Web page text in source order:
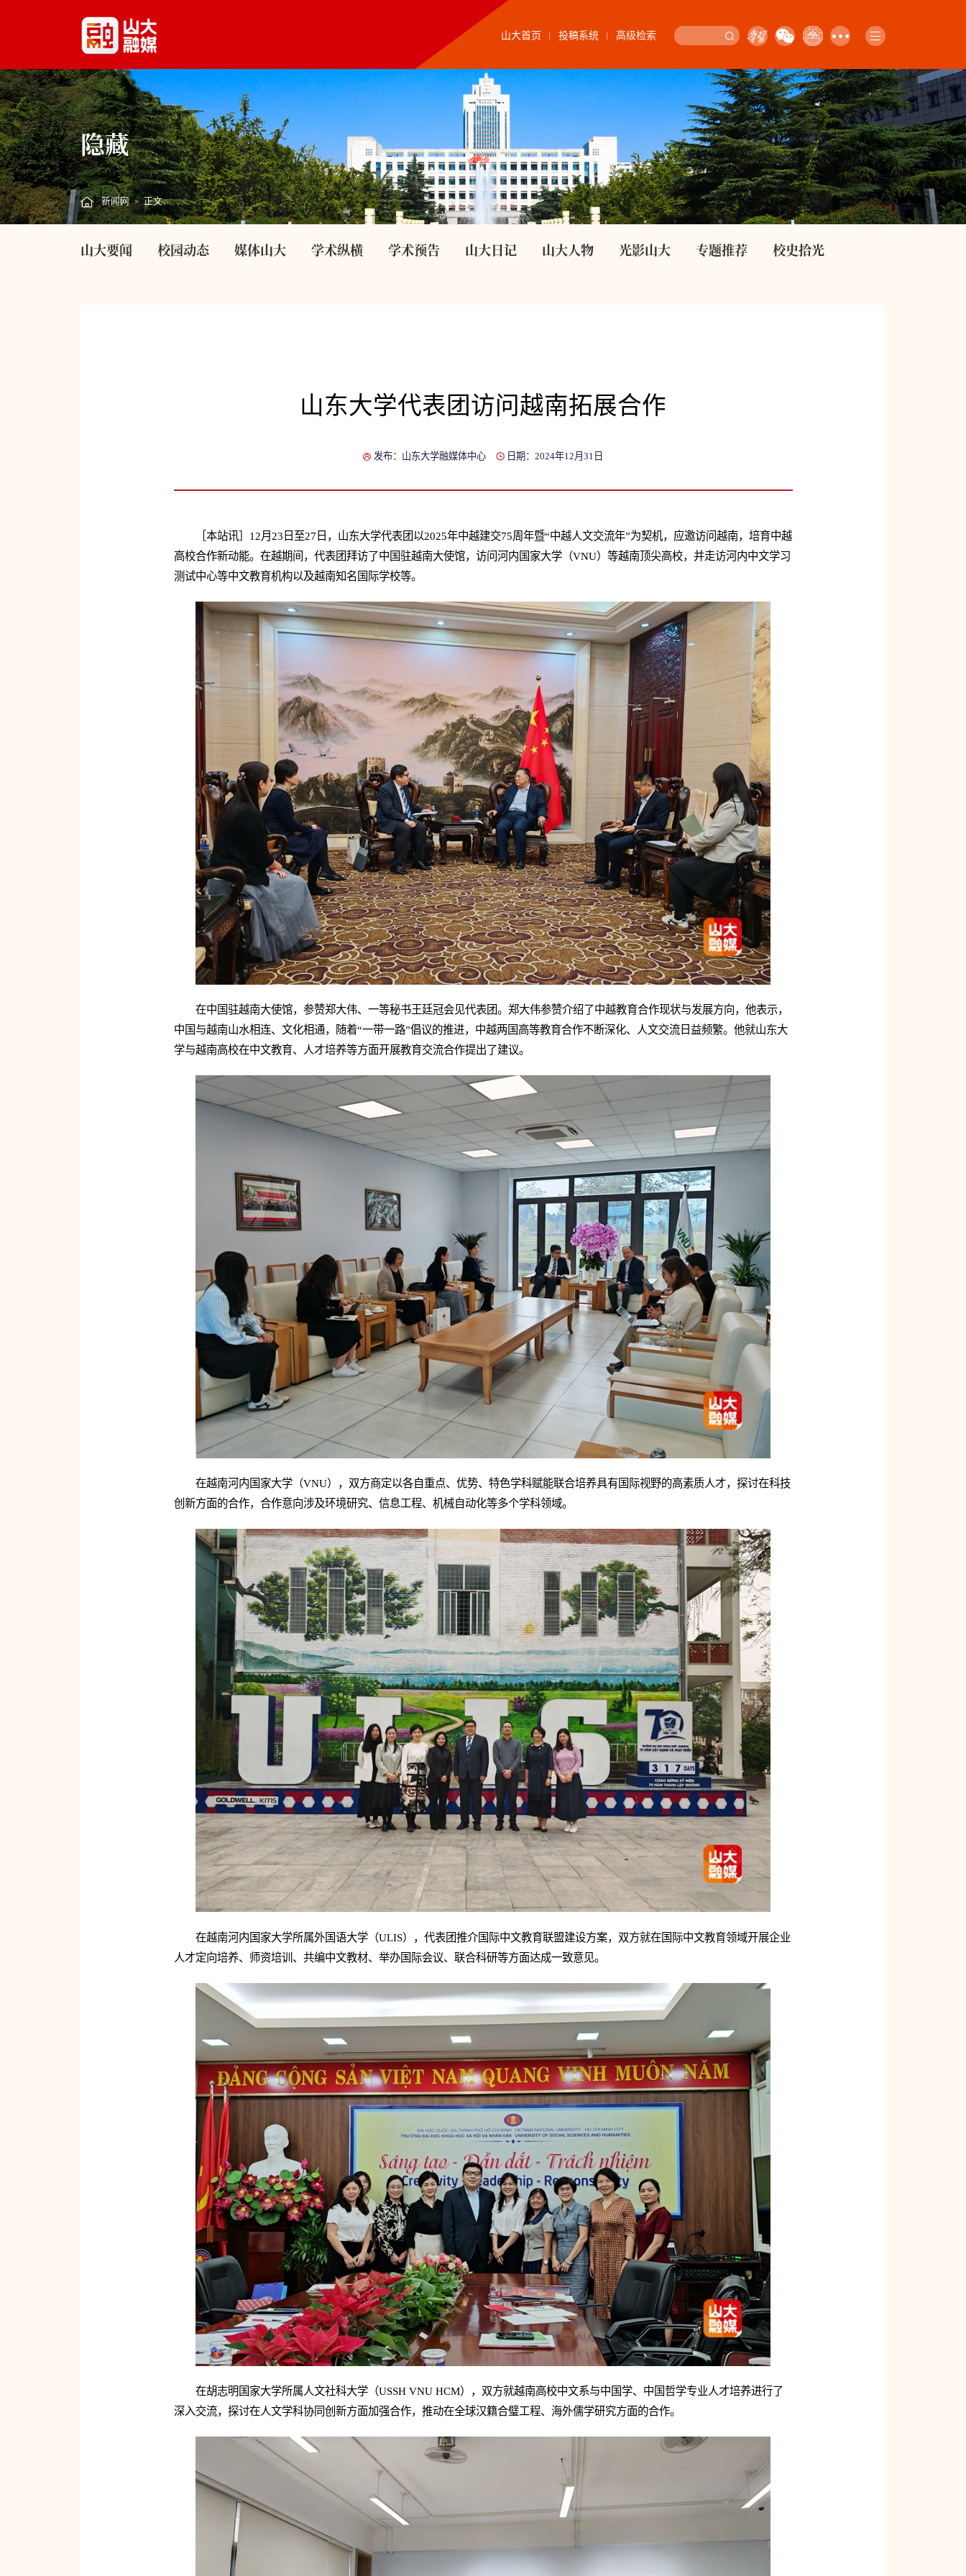
山大首页 投稿系统 高级检索
隐藏
新闻网 > 正文
山大要闻 校园动态 媒体山大 学术纵横 学术预告 山大日记 山大人物 光影山大 专题推荐 校史拾光
山东大学代表团访问越南拓展合作
发布：山东大学融媒体中心 日期：2024年12月31日
［本站讯］12月23日至27日，山东大学代表团以2025年中越建交75周年暨“中越人文交流年”为契机，应邀访问越南，培育中越
高校合作新动能。在越期间，代表团拜访了中国驻越南大使馆，访问河内国家大学（VNU）等越南顶尖高校，并走访河内中文学习
测试中心等中文教育机构以及越南知名国际学校等。
在中国驻越南大使馆，参赞郑大伟、一等秘书王廷冠会见代表团。郑大伟参赞介绍了中越教育合作现状与发展方向，他表示，
中国与越南山水相连、文化相通，随着“一带一路”倡议的推进，中越两国高等教育合作不断深化、人文交流日益频繁。他就山东大
学与越南高校在中文教育、人才培养等方面开展教育交流合作提出了建议。
在越南河内国家大学（VNU），双方商定以各自重点、优势、特色学科赋能联合培养具有国际视野的高素质人才，探讨在科技
创新方面的合作，合作意向涉及环境研究、信息工程、机械自动化等多个学科领域。
在越南河内国家大学所属外国语大学（ULIS），代表团推介国际中文教育联盟建设方案，双方就在国际中文教育领域开展企业
人才定向培养、师资培训、共编中文教材、举办国际会议、联合科研等方面达成一致意见。
在胡志明国家大学所属人文社科大学（USSH VNU HCM），双方就越南高校中文系与中国学、中国哲学专业人才培养进行了
深入交流，探讨在人文学科协同创新方面加强合作，推动在全球汉籍合璧工程、海外儒学研究方面的合作。